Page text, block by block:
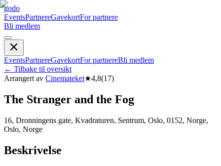
godo
EventsPartnereGavekortFor partnere
Bli medlem
EventsPartnereGavekortFor partnereBli medlem
← Tilbake til oversikt
Arrangert av Cinemateket★4,8(17)
The Stranger and the Fog
16, Dronningens gate, Kvadraturen, Sentrum, Oslo, 0152, Norge,
Oslo, Norge
Beskrivelse